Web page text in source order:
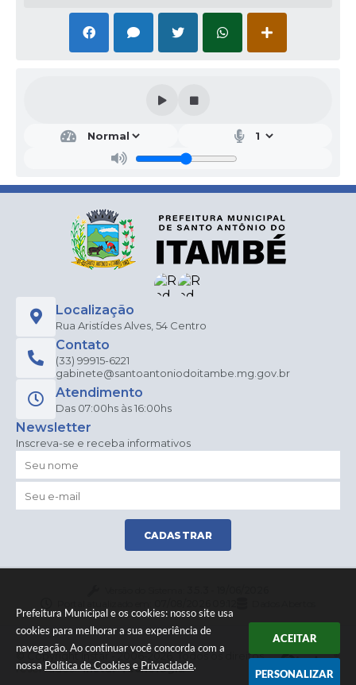
Prefeitura Municipal e os cookies: nosso site usa
cookies para melhorar a sua experiência de
navegação. Ao continuar você concorda com a
nossa Política de Cookies e Privacidade.
ACEITAR
PERSONALIZAR
etar
pal
Lom
baLocalização
Rua Aristídes Alves, 54 Centro
Contato
(33) 99915-6221
gabinete@santoantoniodoitambe.mg.gov.br
Atendimento
Das 07:00hs às 16:00hs
Newsletter
Inscreva-se e receba informativos
CADASTRAR
© Copyright Instar - 2006-2026. Todos os direitos
reservados -Instar Tecnologia